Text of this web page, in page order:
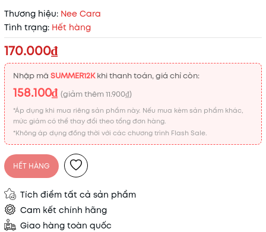
Thương hiệu: Nee Cara
Tình trạng: Hết hàng
170.000₫
Nhập mã SUMMER12Kkhi thanh toán, giá chỉ còn:
158.100₫ (giảm thêm11.900₫)
*Áp dụng khi mua riêng sản phẩm này. Nếu mua kèm sản phẩm khác,
mức giảm có thể thay đổi theo tổng đơn hàng.
*Không áp dụng đồng thời với các chương trình Flash Sale.
HẾT HÀNG
Tích điểm tất cả sản phẩm
Cam kết chính hãng
Giao hàng toàn quốc
Mã khuyến mãi:
Điều kiện: